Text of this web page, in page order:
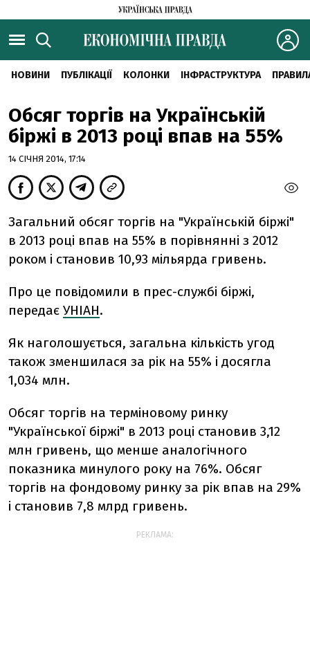
НОВИНИ ПУБЛІКАЦІЇ КОЛОНКИ ІНФРАСТРУКТУРА
Обсяг торгів на Українській
біржі в 2013 році впав на 55%
14 СІЧНЯ 2014, 17:14
Загальний обсяг торгів на "Українській біржі"
в 2013 році впав на 55% в порівнянні з 2012
роком і становив 10,93 мільярда гривень.
Про це повідомили в прес-службі біржі,
передає УНІАН.
Як наголошується, загальна кількість угод
також зменшилася за рік на 55% і досягла
1,034 млн.
Обсяг торгів на терміновому ринку
"Української біржі" в 2013 році становив 3,12
млн гривень, що менше аналогічного
показника минулого року на 76%. Обсяг
торгів на фондовому ринку за рік впав на 29%
і становив 7,8 млрд гривень.
РЕКЛАМА: